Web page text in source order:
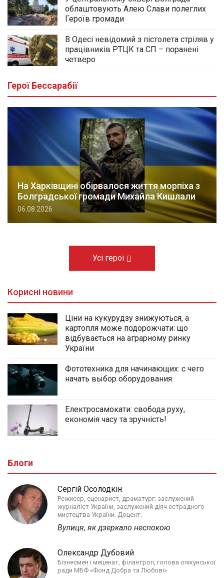
облаштовують Алею Слави полеглих
Героїв громади
В Одесі невідомий з пістолета стріляв у
працівників РТЦК та СП – поранені
четверо
Герої Бессарабії
На Харківщині обірвалося життя морпіха з
Болградської громади Михайла Кишлали
06.08.2026
Усі герої
Корисні новини
Ціни на кукурудзу знижуються, а
картопля може подорожчати: що
відбувається на аграрному ринку
України
Фототехника для начинающих: с чего
начать выбор оборудования
Електросамокати: свобода руху,
економія часу та зручність!
Блоги
Сергій Осолодкін
Режисер, сценарист, драматург; заслужений
журналіст України, заслужений діяч естрадного
мистецтва України. Доцент.
Вулиця, як дзеркало неспокою
Олександр Дубовий
Бізнесмен і меценат, філантроп, голова опікунської
ради МБФ «Фонд Добра та Любові»